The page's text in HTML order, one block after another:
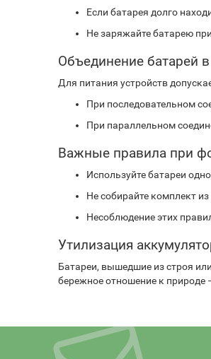
Если батарея долго
Не заряжайте батарею
Объединение батарей
Для питания устройств
При последовательном
При параллельном
Важные правила при
Используйте батареи
Не собирайте комплект
Несоблюдение этих
Утилизация
Батареи, вышедшие из строя
бережное отношение к природе